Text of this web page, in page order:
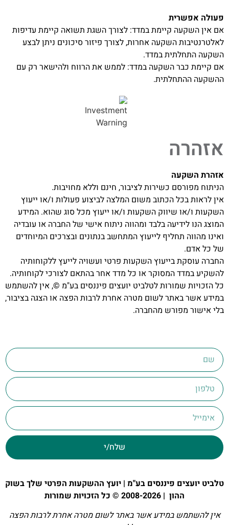
פעולה אפשרית
אם אין השקעה קיימת במדד: לצורך השגת תשואה קיימת עדיפות
לאלטרנטיבות השקעה אחרות, לצורך פיזור סיכונים ניתן לבצע
השקעה התחלתית במדד.
אם קיימת כבר השקעה במדד: לממש את הרווח ולהישאר רק עם
ההשקעה ההתחלתית.
אזהרה
אזהרת השקעה
הניתוח מפורסם כשירות לציבור, חינם וללא מחויבות.
אין לראות בכל הכתוב משום המלצה לביצוע פעולות ו/או ייעוץ
השקעות ו/או שיווק השקעות ו/או ייעוץ מכל סוג שהוא. המידע
המוצג הנו לידיעה בלבד ומהווה ניתוח אישי של החברה או עובדיה
ואינו מהווה תחליף לייעוץ המתחשב בנתונים ובצרכים המיוחדים
של כל אדם.
החברה עוסקת בייעוץ השקעות פרטי ועשויה לייעץ ללקוחותיה
להשקיע במדד המסוקר או כל מדד אחר בהתאם לצורכי לקוחותיה.
כל הזכויות שמורות לטלביט יועצים פיננסים בע"מ ©, אין להשתמש
במידע אשר באתר לשום מטרה אחרת לרבות הפצה או הצגה בציבור,
בלי אישור מפורש מהחברה.
שלח/י
טלביט יועצים פיננסים בע"מ | יועץ ההשקעות הפרטי שלך בשוק
ההון | 2008-2026 © כל הזכויות שמורות
אין להשתמש במידע אשר באתר לשום מטרה אחרת לרבות הפצה